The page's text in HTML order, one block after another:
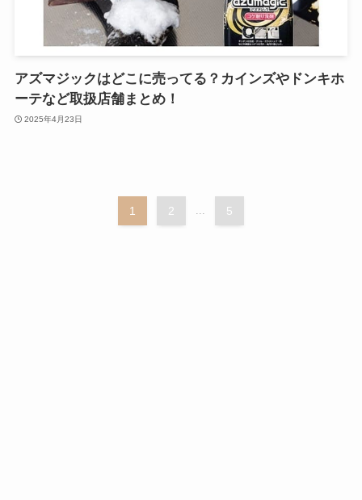
アズマジックはどこに売ってる？カインズやドンキホ
ーテなど取扱店舗まとめ！
2025年4月23日
1 2 ... 5